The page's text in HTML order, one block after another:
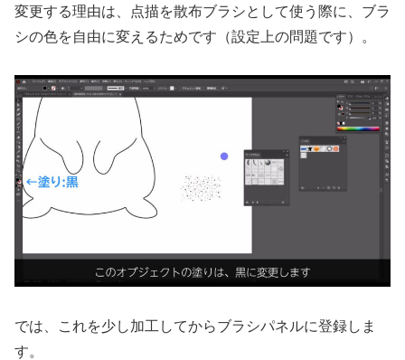
変更する理由は、点描を散布ブラシとして使う際に、ブラ
シの色を自由に変えるためです（設定上の問題です）。
では、これを少し加工してからブラシパネルに登録しま
す。